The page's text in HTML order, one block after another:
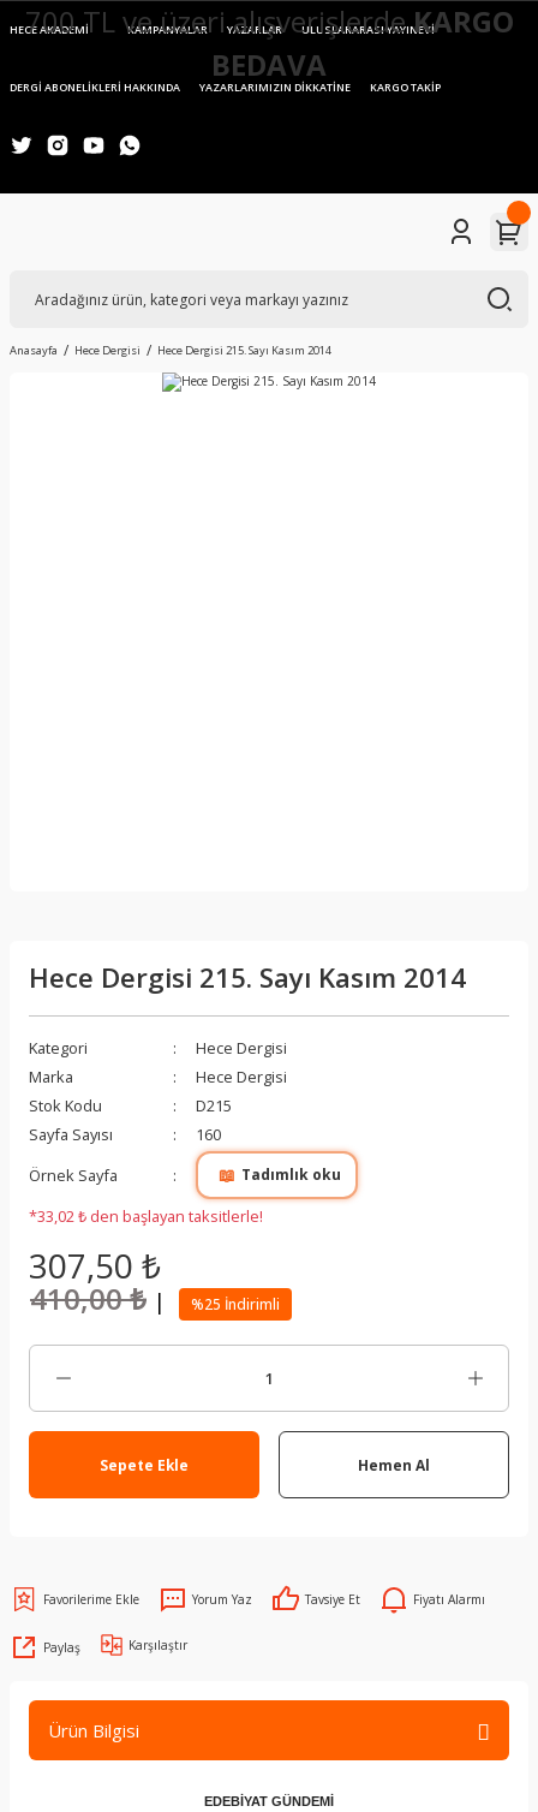
HECE AKADEMİ KAMPANYALAR YAZARLAR ULUSLARARASI YAYINEVİ
DERGİ ABONELİKLERİ HAKKINDA YAZARLARIMIZIN DİKKATİNE KARGO TAKİP
Anasayfa Hece Dergisi Hece Dergisi 215. Sayı Kasım 2014
Hece Dergisi 215. Sayı Kasım 2014
Kategori
Hece Dergisi
Marka
Hece Dergisi
Stok Kodu
D215
Sayfa Sayısı
160
Örnek Sayfa
📖 Tadımlık oku
*33,02 ₺ den başlayan taksitlerle!
307,50 ₺
410,00 ₺ | %25 İndirimli
Sepete Ekle Hemen Al
Yorum Yaz Tavsiye Et Fiyatı Alarmı
Paylaş Karşılaştır
Ürün Bilgisi
EDEBİYAT GÜNDEMİ
700 TL ve üzeri alışverişlerdeKARGO
BEDAVA